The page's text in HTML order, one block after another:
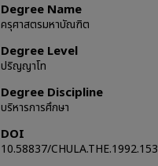
Degree Name
ครุศาสตรมหาบัณฑิต
Degree Level
ปริญญาโท
Degree Discipline
บริหารการศึกษา
DOI
10.58837/CHULA.THE.1992.153